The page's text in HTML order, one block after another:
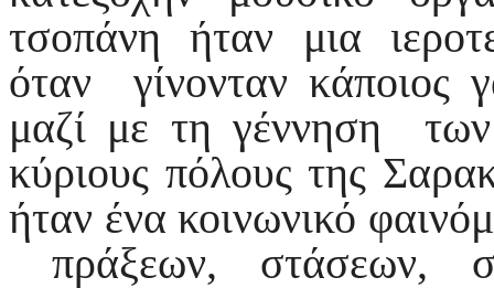
τσοπάνη ήταν μια
όταν γίνονταν κάποιος
μαζί με τη γέννηση των
κύριους πόλους της
ήταν ένα κοινωνικό
πράξεων, στάσεων,